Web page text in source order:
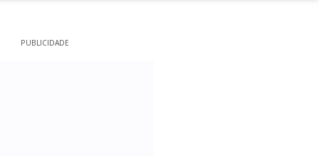
PUBLICIDADE